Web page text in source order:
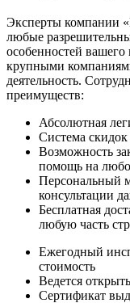
Эксперты компании
любые
особенностей
крупными
деятельность.
преимуществ:
Абсолютная
Система
Возможность
помощь на
Персональный
консультации
Бесплатная
любую часть
Ежегодный
стоимость
Ведется
Сертификат